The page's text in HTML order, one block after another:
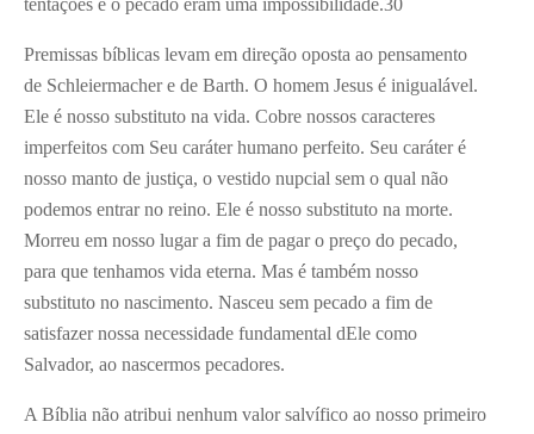
tentações e o pecado eram uma impossibilidade.30
Premissas bíblicas levam em direção oposta ao pensamento
de Schleiermacher e de Barth. O homem Jesus é inigualável.
Ele é nosso substituto na vida. Cobre nossos caracteres
imperfeitos com Seu caráter humano perfeito. Seu caráter é
nosso manto de justiça, o vestido nupcial sem o qual não
podemos entrar no reino. Ele é nosso substituto na morte.
Morreu em nosso lugar a fim de pagar o preço do pecado,
para que tenhamos vida eterna. Mas é também nosso
substituto no nascimento. Nasceu sem pecado a fim de
satisfazer nossa necessidade fundamental dEle como
Salvador, ao nascermos pecadores.
A Bíblia não atribui nenhum valor salvífico ao nosso primeiro